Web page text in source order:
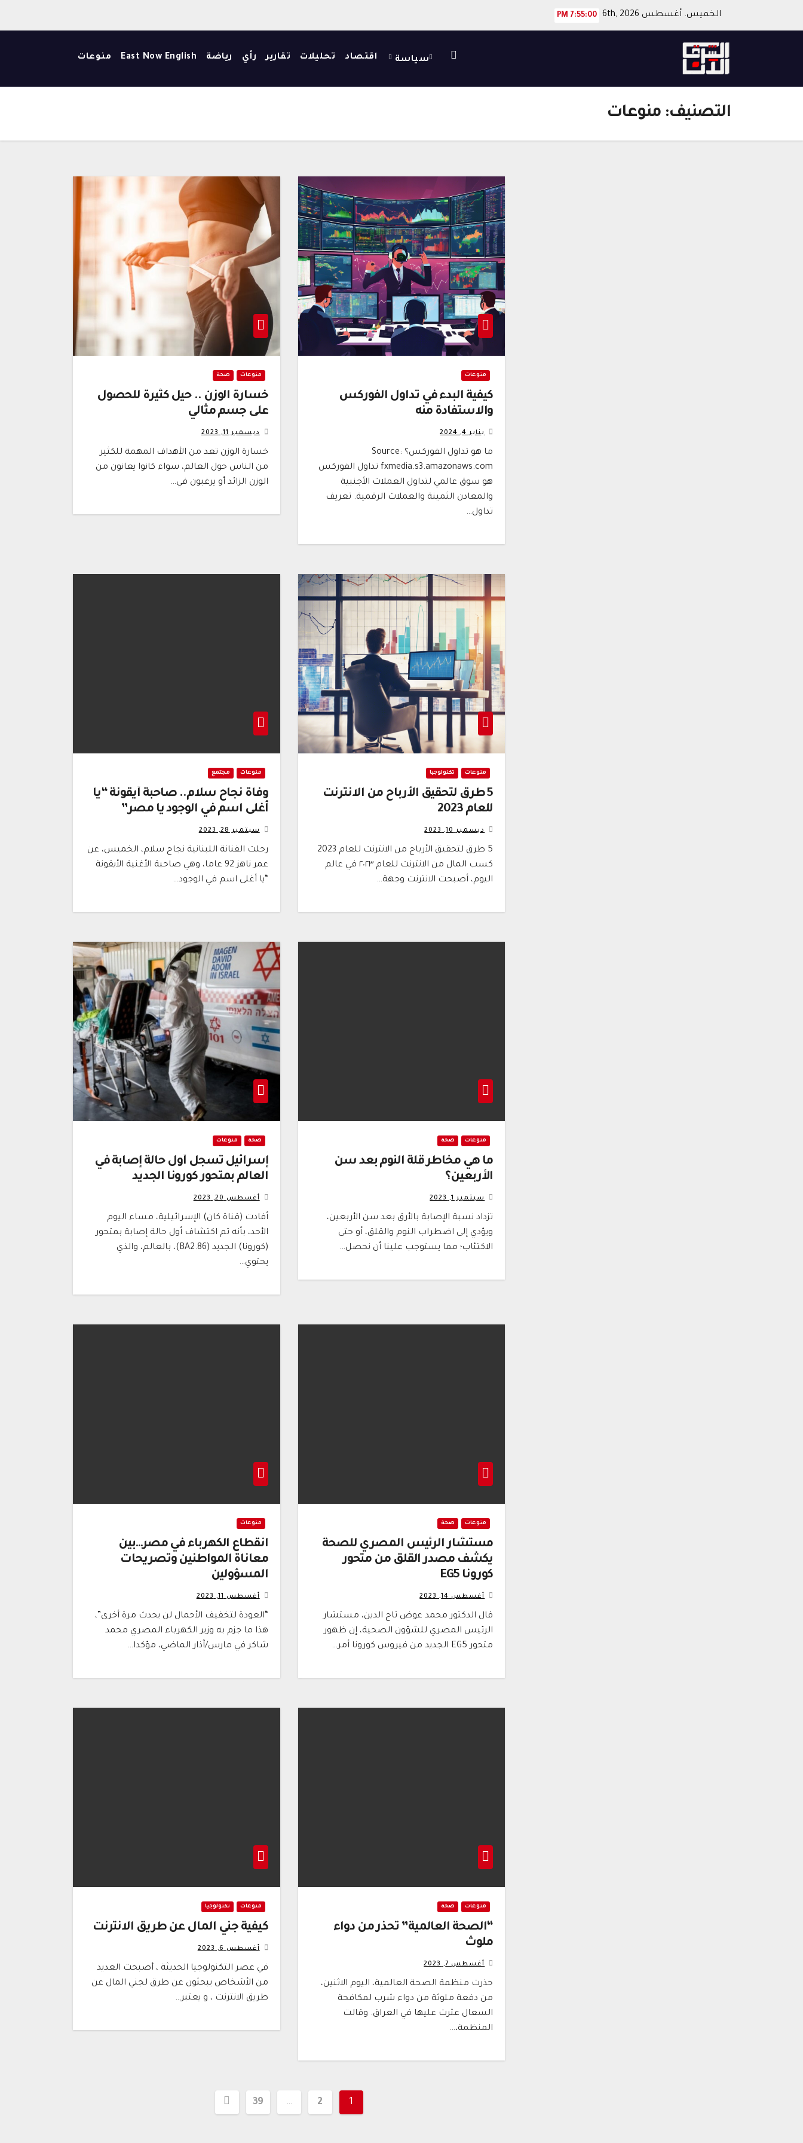
الخميس. أغسطس 6th, 2026 7:55:01 PM
سياسة اقتصاد تحليلات تقارير رأي رياضة East Now English منوعات
التصنيف: منوعات
منوعات
كيفية البدء في تداول الفوركس
والاستفادة منه
يناير 4, 2024
ما هو تداول الفوركس؟ Source:
fxmedia.s3.amazonaws.com تداول الفوركس
هو سوق عالمي لتداول العملات الأجنبية
والمعادن الثمينة والعملات الرقمية. تعريف
تداول…
منوعات صحة
خسارة الوزن .. حيل كثيرة للحصول
على جسم مثالي
ديسمبر 11, 2023
خسارة الوزن تعد من الأهداف المهمة للكثير
من الناس حول العالم، سواء كانوا يعانون من
الوزن الزائد أو يرغبون في…
منوعات تكنولوجيا
5 طرق لتحقيق الأرباح من الانترنت
للعام 2023
ديسمبر 10, 2023
5 طرق لتحقيق الأرباح من الانترنت للعام 2023
كسب المال من الانترنت للعام ٢٠٢٣ في عالم
اليوم، أصبحت الانترنت وجهة…
منوعات مجتمع
وفاة نجاح سلام.. صاحبة أيقونة “يا
أغلى اسم في الوجود يا مصر”
سبتمبر 28, 2023
رحلت الفنانة اللبنانية نجاح سلام، الخميس، عن
عمر ناهز 92 عاما، وهي صاحبة الأغنية الأيقونة
“يا أغلى اسم في الوجود…
منوعات صحة
ما هي مخاطر قلة النوم بعد سن
الأربعين؟
سبتمبر 1, 2023
تزداد نسبة الإصابة بالأرق بعد سن الأربعين،
ويؤدي إلى اضطراب النوم والقلق، أو حتى
الاكتئاب؛ مما يستوجب علينا أن نحصل…
صحة منوعات
إسرائيل تُسجل أول حالة إصابة في
العالم بمتحور كورونا الجديد
أغسطس 20, 2023
أفادت (قناة كان) الإسرائيلية، مساء اليوم
الأحد، بأنه تم اكتشاف أول حالة إصابة بمتحور
(كورونا) الجديد (BA2.86)، بالعالم، والذي
يحتوي…
منوعات صحة
مستشار الرئيس المصري للصحة
يكشف مصدر القلق من متحور
كورونا EG5
أغسطس 14, 2023
قال الدكتور محمد عوض تاج الدين، مستشار
الرئيس المصري للشؤون الصحية، إن ظهور
متحور EG5 الجديد من فيروس كورونا أمر…
منوعات
انقطاع الكهرباء في مصر…بين
معاناة المواطنين وتصريحات
المسؤولين
أغسطس 11, 2023
“العودة لتخفيف الأحمال لن يحدث مرة أخرى”،
هذا ما جزم به وزير الكهرباء المصري محمد
شاكر في مارس/آذار الماضي، مؤكدا…
منوعات صحة
“الصحة العالمية” تحذّر من دواء
ملوث
أغسطس 7, 2023
حذرت منظمة الصحة العالمية، اليوم الاثنين،
من دفعة ملوثة من دواء شرب لمكافحة
السعال عثرت عليها في العراق. وقالت
المنظمة،…
منوعات تكنولوجيا
كيفية جني المال عن طريق الانترنت
أغسطس 6, 2023
في عصر التكنولوجيا الحديثة ، أصبحت العديد
من الأشخاص يبحثون عن طرق لجني المال عن
طريق الانترنت ، و يعتبر…
تعدد
1
2
…
39